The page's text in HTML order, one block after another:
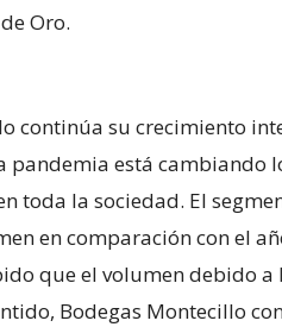
Oro.
continúa su crecimiento
pandemia está cambiando
toda la sociedad. El
en comparación con el
que el volumen debido
Bodegas Montecillo